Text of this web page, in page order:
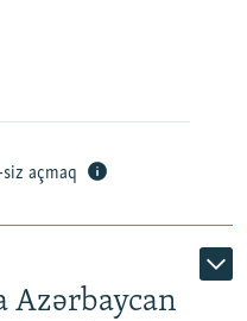
siz açmaq
Azərbaycan